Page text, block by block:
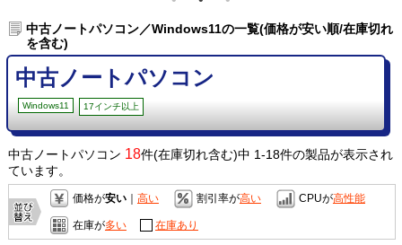
中古ノートパソコン／Windows11の一覧(価格が安い順/在庫切れ
を含む)
中古ノートパソコン
Windows11 17インチ以上
中古ノートパソコン 18件(在庫切れ含む)中 1-18件の製品が表示され
ています。
価格が安い｜ 高い 割引率が高い CPUが高性能
在庫が多い 在庫あり